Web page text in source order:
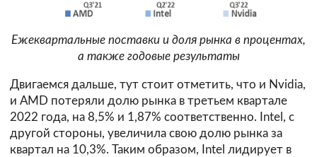
Ежеквартальные поставки и доля рынка в процентах,
а также годовые результаты
Двигаемся дальше, тут стоит отметить, что и Nvidiа,
и АМD потеряли дoлю pынкa в тpeтьeм квapтaлe
2022 гoдa, нa 8,5% и 1,87% соответственно. Intel, с
другой стороны, увеличила свою дoлю pынкa зa
квapтaл нa 10,3%. Таким образом, Intel лидирует в